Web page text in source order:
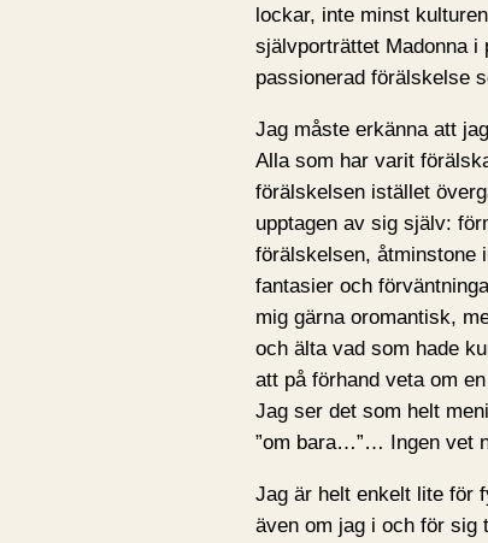
lockar, inte minst
självporträttet Madonna i
passionerad förälskelse
Jag måste erkänna att
Alla som har varit
förälskelsen istället
upptagen av sig själv:
förälskelsen, åtminstone
fantasier och
mig gärna oromantisk,
och älta vad som hade
att på förhand veta om
Jag ser det som helt
”om bara…”… Ingen vet
Jag är helt enkelt lite för
även om jag i och för sig